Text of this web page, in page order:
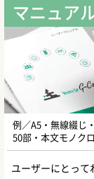
マニュア
例／A5・無線綴じ
50部・本文モノク
ユーザーにとって